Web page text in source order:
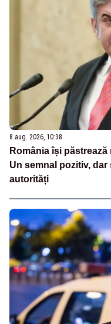
8 aug. 2026, 10:38
România își
Un semnal pozitiv,
autorități